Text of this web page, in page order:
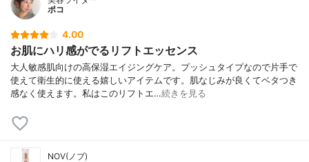
ポコ
4.00
お肌にハリ感がでるリフトエッセンス
大人敏感肌向けの高保湿エイジングケア。プッシュタイプなので片手で
使えて衛生的に使える嬉しいアイテムです。肌なじみが良くてベタつき
感なく使えます。私はこのリフトエ…続きを見る
NOV(ノブ)